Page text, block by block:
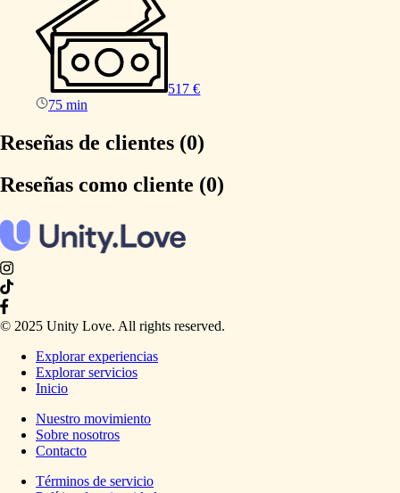
517 €
75 min
Reseñas de clientes (0)
Reseñas como cliente (0)
© 2025 Unity Love. All rights reserved.
Explorar experiencias
Explorar servicios
Inicio
Nuestro movimiento
Sobre nosotros
Contacto
Términos de servicio